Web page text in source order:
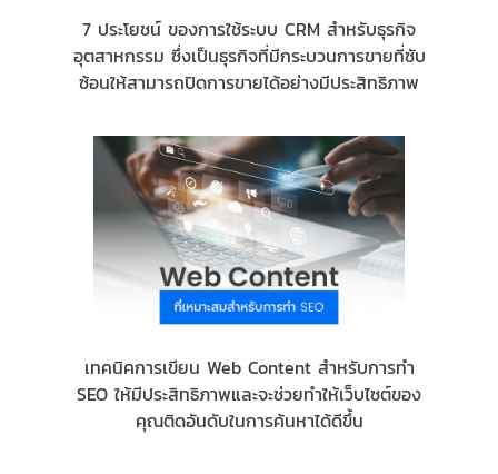
7 ประโยชน์ ของการใช้ระบบ CRM สำหรับธุรกิจ
อุตสาหกรรม ซึ่งเป็นธุรกิจที่มีกระบวนการขายที่ซับ
ซ้อนให้สามารถปิดการขายได้อย่างมีประสิทธิภาพ
เทคนิคการเขียน Web Content สำหรับการทำ
SEO ให้มีประสิทธิภาพและจะช่วยทำให้เว็บไซต์ของ
คุณติดอันดับในการค้นหาได้ดีขึ้น